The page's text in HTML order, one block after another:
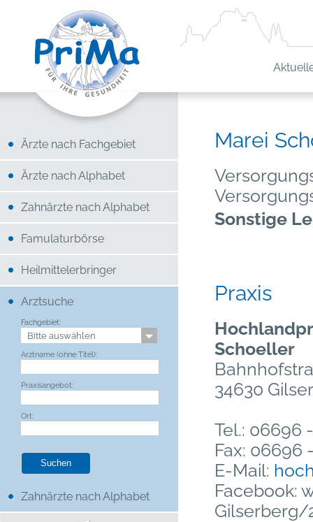
Ärzte nach Fachgebiet
Ärzte nach Alphabet
Zahnärzte nach Alphabet
Famulaturbörse
Heilmittelerbringer
Arztsuche
Fachgebiet:
Arztname (ohne Titel):
Praxisangebot:
Ort:
Zahnärzte nach Alphabet
Marei
Sonstige
Praxis
Schoeller
34630
Tel.: 06696
Fax: 06696
E-Mail:
Facebook:
Gilserberg/